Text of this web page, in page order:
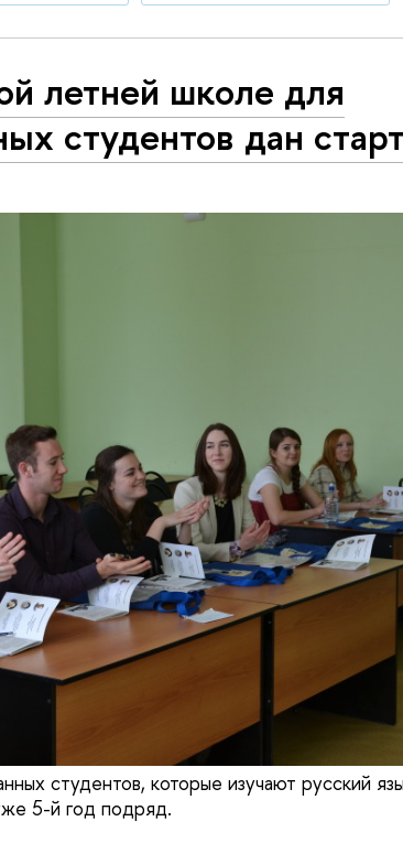
летней школе для
студентов дан
студентов, которые изучают русский
5-й год подряд.